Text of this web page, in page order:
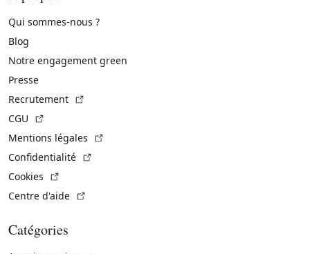
Qui sommes-nous ?
Blog
Notre engagement green
Presse
Recrutement
CGU
Mentions légales
Confidentialité
Cookies
Centre d'aide
Catégories